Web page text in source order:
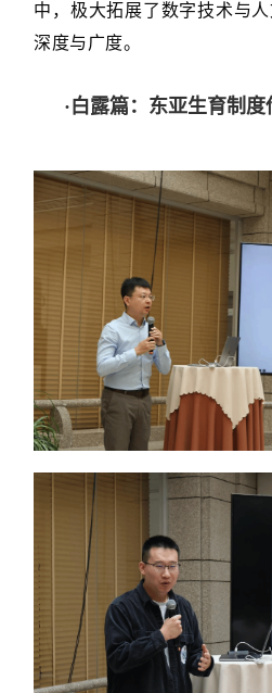
中，极大拓展了数字技术与
深度与广度。
·白露篇：东亚生育制